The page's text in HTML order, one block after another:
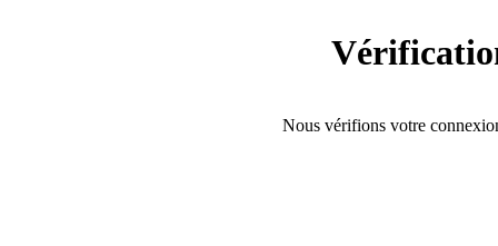
Nous vérifions votre